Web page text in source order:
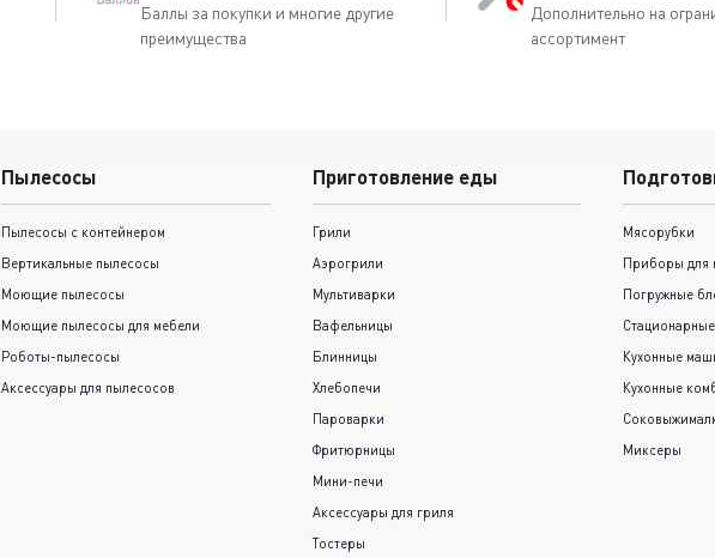
Баллы за покупки и многие другие
преимущества
Дополнительно на
ассортимент
Пылесосы
Пылесосы с контейнером
Вертикальные пылесосы
Моющие пылесосы
Моющие пылесосы для мебели
Роботы-пылесосы
Аксессуары для пылесосов
Приготовление еды
Грили
Аэрогрили
Мультиварки
Вафельницы
Блинницы
Хлебопечи
Пароварки
Фритюрницы
Мини-печи
Аксессуары для гриля
Тостеры
Мясорубки
Приборы для
Погружные
Кухонные
Кухонные
Миксеры